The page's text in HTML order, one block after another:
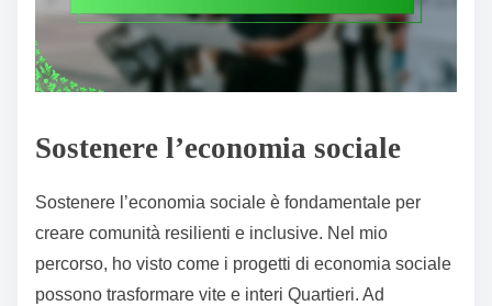
Sostenere l’economia sociale
Sostenere l’economia sociale è fondamentale per
creare comunità resilienti e inclusive. Nel mio
percorso, ho visto come i progetti di economia sociale
possono trasformare vite e interi Quartieri. Ad